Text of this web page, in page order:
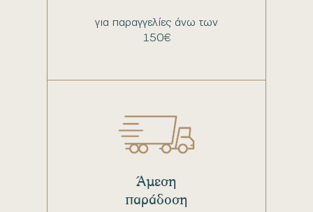
για παραγγελίες άνω των
150€
Άμεση
παράδοση